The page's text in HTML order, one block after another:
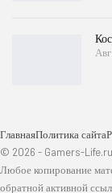
ГлавнаяПолитика сайта
© 2026 - Gamers-
Любое копирование
обратной активной